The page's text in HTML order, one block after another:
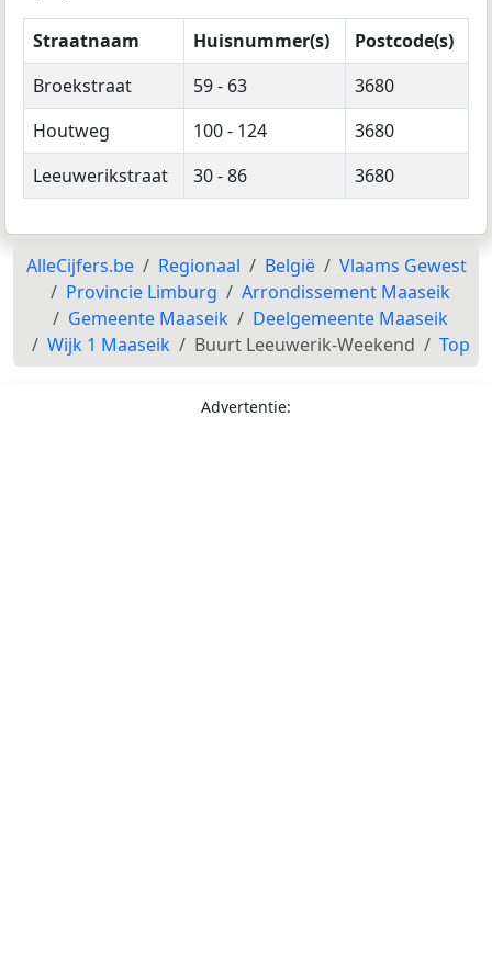
Straatnaam Huisnummer(s)
Postcode(s)
Broekstraat
59 - 63
3680
Houtweg
100 - 124
3680
Leeuwerikstraat
30 - 86 3680
AlleCijfers.be Regionaal België
Vlaams Gewest
Provincie Limburg
Arrondissement Maaseik
Gemeente Maaseik
Deelgemeente Maaseik
Wijk 1 Maaseik
Buurt Leeuwerik-Weekend Top
Advertentie: